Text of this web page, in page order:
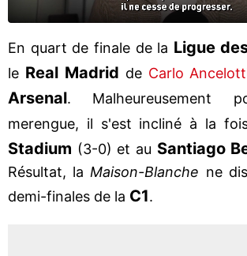
En quart de finale de la Ligue
le Real Madrid deCarlo
Arsenal. Malheureusement
merengue, il s'est incliné à la
Stadium (3-0) et au Santiago
Résultat, la Maison-Blanche ne
demi-finales de la C1.